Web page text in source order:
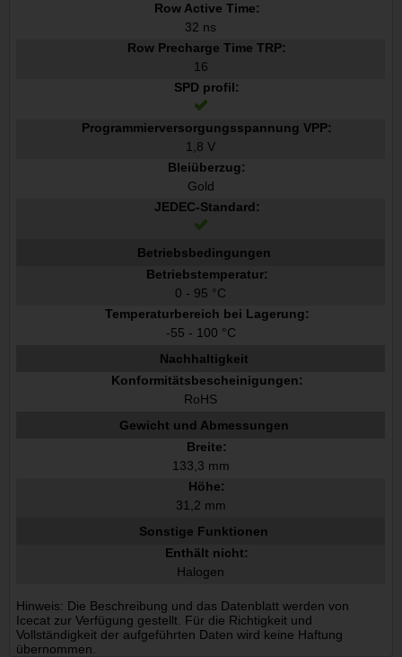
Row Active Time:
32 ns
Row Precharge Time TRP:
16
SPD profil:
Programmierversorgungsspannung VPP:
1,8 V
Bleiüberzug:
Gold
JEDEC-Standard:
Betriebsbedingungen
Betriebstemperatur:
0 - 95 °C
Temperaturbereich bei Lagerung:
-55 - 100 °C
Nachhaltigkeit
Konformitätsbescheinigungen:
RoHS
Gewicht und Abmessungen
Breite:
133,3 mm
Höhe:
31,2 mm
Sonstige Funktionen
Enthält nicht:
Halogen
Hinweis: Die Beschreibung und das Datenblatt werden von
Icecat zur Verfügung gestellt. Für die Richtigkeit und
Vollständigkeit der aufgeführten Daten wird keine Haftung
übernommen.